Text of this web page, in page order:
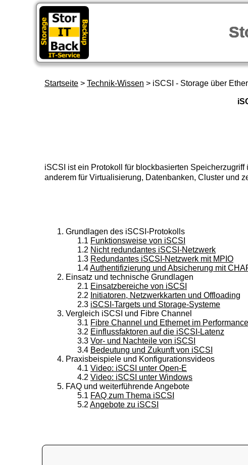
Startseite > Technik-Wissen > iSCSI - Storage über
iSCSI ist ein Protokoll für blockbasierten
anderem für Virtualisierung, Datenbanken, Cluster und
1. Grundlagen des iSCSI-Protokolls
1.1 Funktionsweise von iSCSI
1.2 Nicht redundantes iSCSI-Netzwerk
1.3 Redundantes iSCSI-Netzwerk mit MPIO
1.4Authentifizierung und Absicherung mit
2. Einsatz und technische Grundlagen
2.1 Einsatzbereiche von iSCSI
2.2 Initiatoren, Netzwerkkarten und Offloading
2.3 iSCSI-Targets und Storage-Systeme
3. Vergleich iSCSI und Fibre Channel
3.1 Fibre Channel und Ethernet im
3.2 Einflussfaktoren auf die iSCSI-Latenz
3.3 Vor- und Nachteile von iSCSI
3.4 Bedeutung und Zukunft von iSCSI
4. Praxisbeispiele und Konfigurationsvideos
4.1 Video: iSCSI unter Open-E
4.2 Video: iSCSI unter Windows
5. FAQ und weiterführende Angebote
5.1 FAQ zum Thema iSCSI
5.2 Angebote zu iSCSI